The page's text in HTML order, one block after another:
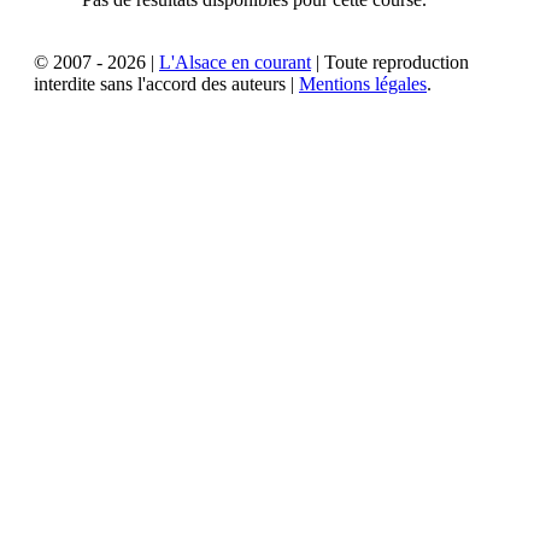
© 2007 - 2026 | L'Alsace en courant | Toute reproduction
interdite sans l'accord des auteurs | Mentions légales.